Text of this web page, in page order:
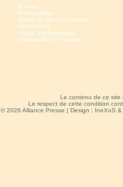
Accueil
Présentation
Offres de dernière minute
Rechercher
Accès organisateurs
Commander un numéro
Le contenu de ce site
Le respect de cette condition
© 2026 Alliance Presse | Design : IneXoS &